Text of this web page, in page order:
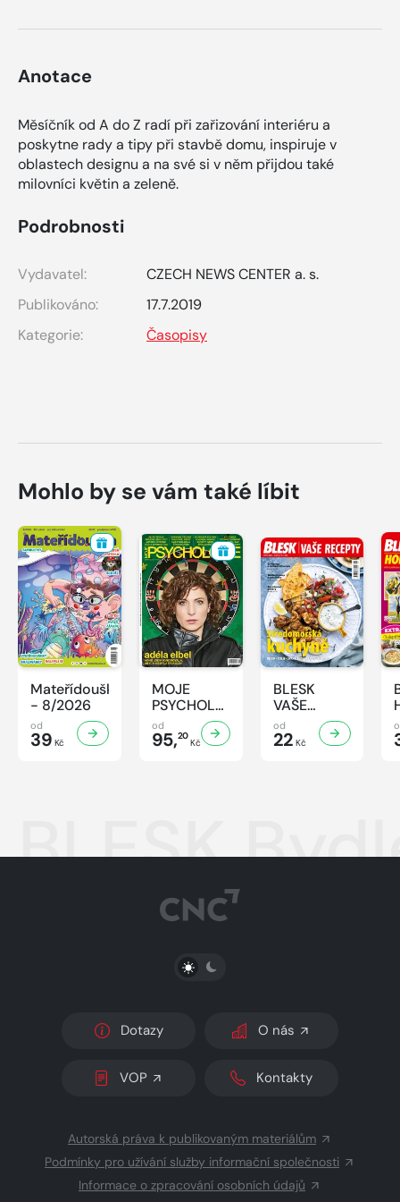
Anotace
Měsíčník od A do Z radí při zařizování interiéru a
poskytne rady a tipy při stavbě domu, inspiruje v
oblastech designu a na své si v něm přijdou také
milovníci květin a zeleně.
Podrobnosti
Vydavatel:
CZECH NEWS CENTER a. s.
Publikováno:
17.7.2019
Kategorie:
Časopisy
Mohlo by se vám také líbit
Mateřídouška
- 8/2026
od
39 Kč
MOJE
PSYCHOLOGIE
- 8/2026
od
95,20
Kč
BLESK
VAŠE
RECEPTY -
8/2026
od
22 Kč
BLESK
PŘEPNOUT SVĚTLÝ/TMAVÝ REŽIM
Dotazy O nás
VOP Kontakty
Autorská práva k publikovaným materiálům
Podmínky pro užívání služby informační společnosti
Informace o zpracování osobních údajů